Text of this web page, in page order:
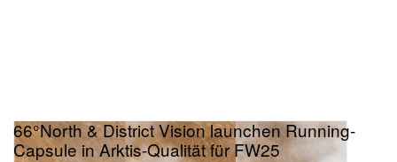
66°North & District Vision launchen Running-
Capsule in Arktis-Qualität für FW25